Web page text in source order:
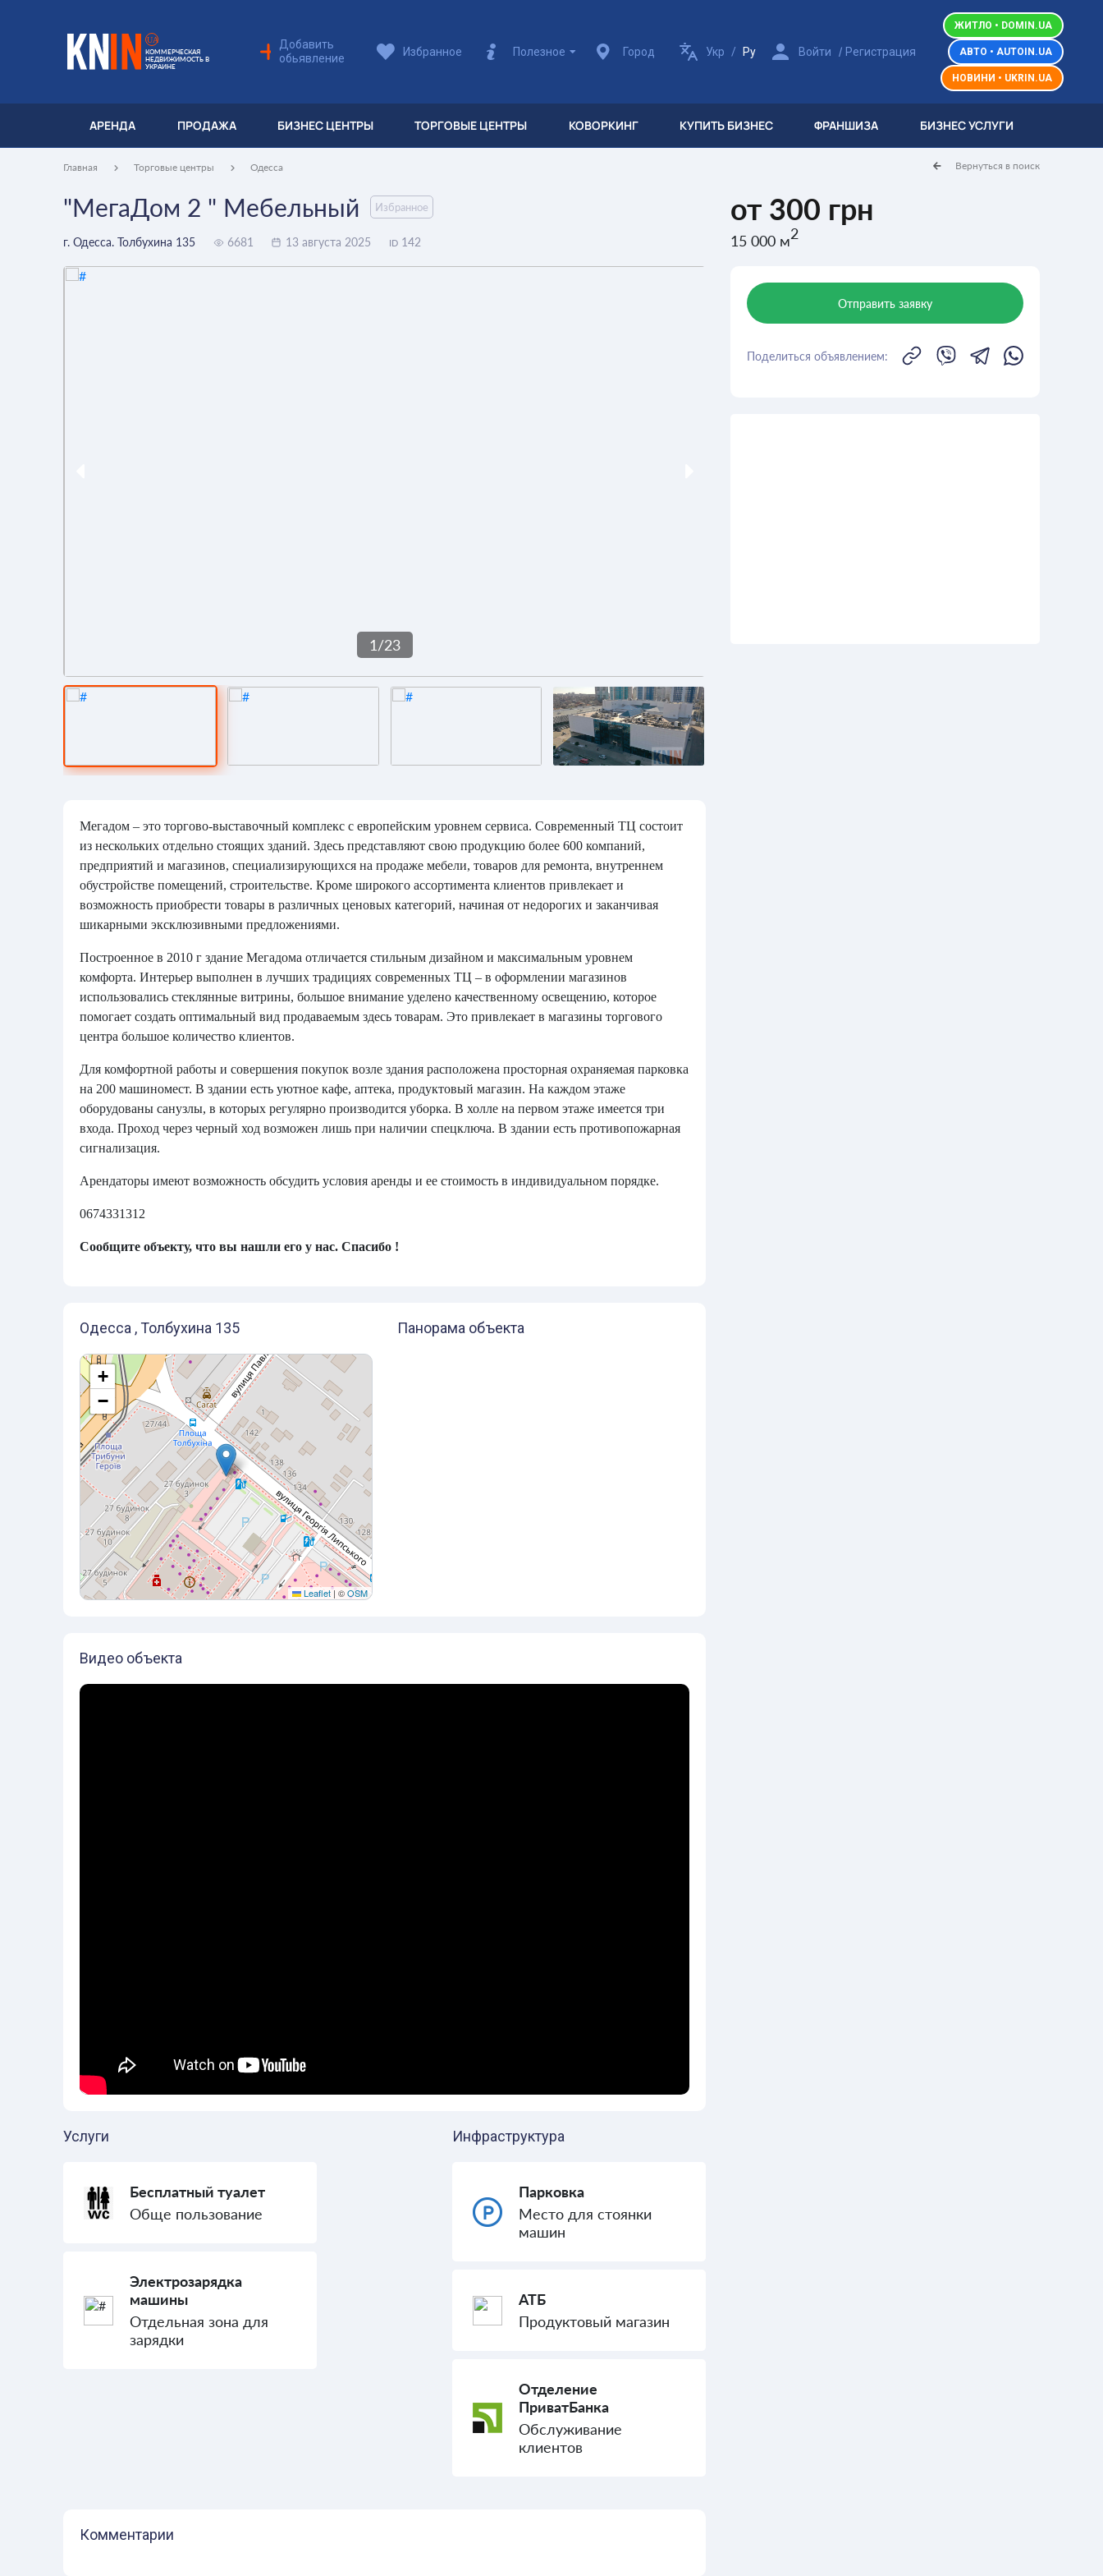
UA
КОММЕРЧЕСКАЯ
НЕДВИЖИМОСТЬ В
УКРАИНЕ
Добавить
обьявление
Избранное Полезное Город Укр / Ру Войти / Регистрация
ЖИТЛО • DOMIN.UA
АВТО • AUTOIN.UA
НОВИНИ • UKRIN.UA
АРЕНДА ПРОДАЖА БИЗНЕС ЦЕНТРЫ ТОРГОВЫЕ ЦЕНТРЫ КОВОРКИНГ КУПИТЬ БИЗНЕС ФРАНШИЗА БИЗНЕС УСЛУГИ
Главная Торговые центры Одесса Вернуться в поиск
"МегаДом 2 " Мебельный Избранное
г. Одесса. Толбухина 135 6681 13 августа 2025 ID 142
от 300 грн
15 000 м2
1/23
Мегадом – это торгово-выставочный комплекс с европейским уровнем сервиса. Современный ТЦ состоит
из нескольких отдельно стоящих зданий. Здесь представляют свою продукцию более 600 компаний,
предприятий и магазинов, специализирующихся на продаже мебели, товаров для ремонта, внутреннем
обустройстве помещений, строительстве. Кроме широкого ассортимента клиентов привлекает и
возможность приобрести товары в различных ценовых категорий, начиная от недорогих и заканчивая
шикарными эксклюзивными предложениями.
Построенное в 2010 г здание Мегадома отличается стильным дизайном и максимальным уровнем
комфорта. Интерьер выполнен в лучших традициях современных ТЦ – в оформлении магазинов
использовались стеклянные витрины, большое внимание уделено качественному освещению, которое
помогает создать оптимальный вид продаваемым здесь товарам. Это привлекает в магазины торгового
центра большое количество клиентов.
Для комфортной работы и совершения покупок возле здания расположена просторная охраняемая парковка
на 200 машиномест. В здании есть уютное кафе, аптека, продуктовый магазин. На каждом этаже
оборудованы санузлы, в которых регулярно производится уборка. В холле на первом этаже имеется три
входа. Проход через черный ход возможен лишь при наличии спецключа. В здании есть противопожарная
сигнализация.
Арендаторы имеют возможность обсудить условия аренды и ее стоимость в индивидуальном порядке.
0674331312
Сообщите объекту, что вы нашли его у нас. Спасибо !
Одесса , Толбухина 135
+
−
Leaflet| ©OSM
Панорама объекта
Видео объекта
Услуги
Бесплатный туалет
Обще пользование
Электрозарядка
машины
Отдельная зона для
зарядки
Инфраструктура
Парковка
Место для стоянки
машин
АТБ
Продуктовый магазин
Отделение
ПриватБанка
Обслуживание
клиентов
Комментарии
Отправить заявку
Поделиться объявлением: